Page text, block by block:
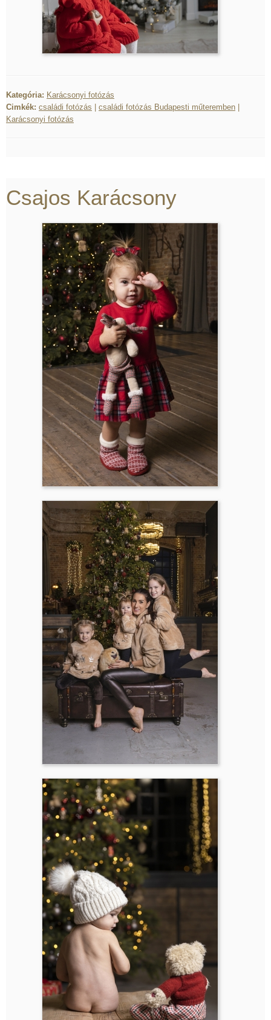
Kategória: Karácsonyi fotózás
Cimkék: családi fotózás családi fotózás Budapesti műteremben
Karácsonyi fotózás
Csajos Karácsony